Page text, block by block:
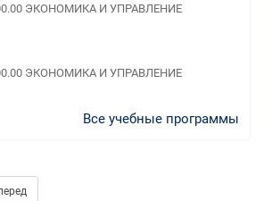
ЭКОНОМИКА И УПРАВЛЕНИЕ
ЭКОНОМИКА И УПРАВЛЕНИЕ
Все учебные программы